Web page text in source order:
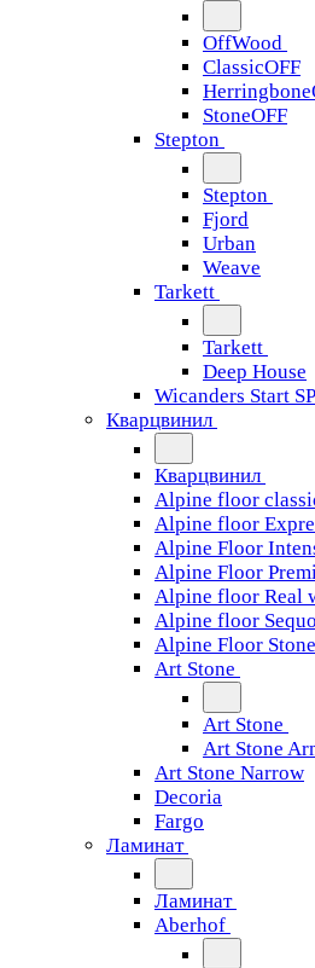
OffWood
ClassicOFF
StoneOFF
Stepton
Stepton
Fjord
Urban
Weave
Tarkett
Tarkett
Deep House
Wicanders Start
Кварцвинил
Кварцвинил
Alpine floor
Alpine floor
Alpine Floor
Alpine Floor
Alpine floor Real
Alpine floor
Alpine Floor Stone
Art Stone
Art Stone
Art Stone
Art Stone Narrow
Decoria
Fargo
Ламинат
Ламинат
Aberhof